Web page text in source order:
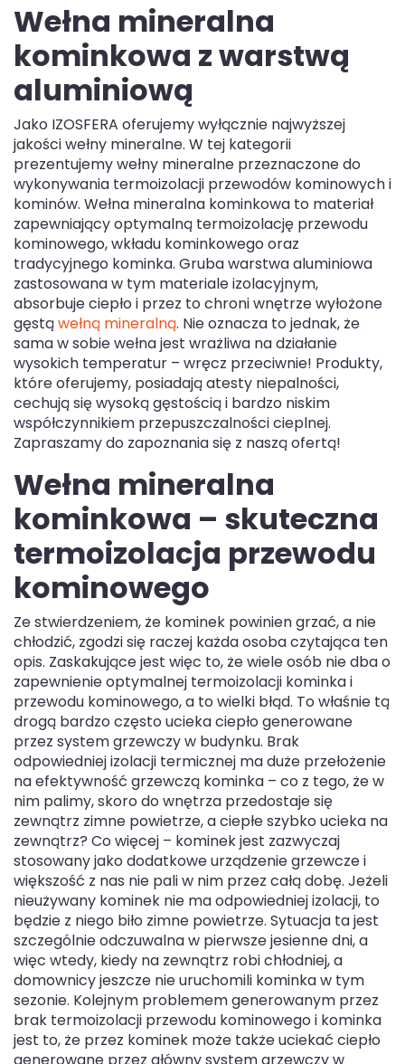
Wełna mineralna
kominkowa z warstwą
aluminiową
Jako IZOSFERA oferujemy wyłącznie najwyższej
jakości wełny mineralne. W tej kategorii
prezentujemy wełny mineralne przeznaczone do
wykonywania termoizolacji przewodów kominowych i
kominów. Wełna mineralna kominkowa to materiał
zapewniający optymalną termoizolację przewodu
kominowego, wkładu kominkowego oraz
tradycyjnego kominka. Gruba warstwa aluminiowa
zastosowana w tym materiale izolacyjnym,
absorbuje ciepło i przez to chroni wnętrze wyłożone
gęstąwełną mineralną. Nie oznacza to jednak, że
sama w sobie wełna jest wrażliwa na działanie
wysokich temperatur – wręcz przeciwnie! Produkty,
które oferujemy, posiadają atesty niepalności,
cechują się wysoką gęstością i bardzo niskim
współczynnikiem przepuszczalności cieplnej.
Zapraszamy do zapoznania się z naszą ofertą!
Wełna mineralna
kominkowa – skuteczna
termoizolacja przewodu
kominowego
Ze stwierdzeniem, że kominek powinien grzać, a nie
chłodzić, zgodzi się raczej każda osoba czytająca ten
opis. Zaskakujące jest więc to, że wiele osób nie dba o
zapewnienie optymalnej termoizolacji kominka i
przewodu kominowego, a to wielki błąd. To właśnie tą
drogą bardzo często ucieka ciepło generowane
przez system grzewczy w budynku. Brak
odpowiedniej izolacji termicznej ma duże przełożenie
na efektywność grzewczą kominka – co z tego, że w
nim palimy, skoro do wnętrza przedostaje się
zewnątrz zimne powietrze, a ciepłe szybko ucieka na
zewnątrz? Co więcej – kominek jest zazwyczaj
stosowany jako dodatkowe urządzenie grzewcze i
większość z nas nie pali w nim przez całą dobę. Jeżeli
nieużywany kominek nie ma odpowiedniej izolacji, to
będzie z niego biło zimne powietrze. Sytuacja ta jest
szczególnie odczuwalna w pierwsze jesienne dni, a
więc wtedy, kiedy na zewnątrz robi chłodniej, a
domownicy jeszcze nie uruchomili kominka w tym
sezonie. Kolejnym problemem generowanym przez
brak termoizolacji przewodu kominowego i kominka
jest to, że przez kominek może także uciekać ciepło